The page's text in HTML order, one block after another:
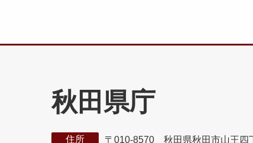
秋田県庁
住所 〒010-8570 秋田県秋田市山王四